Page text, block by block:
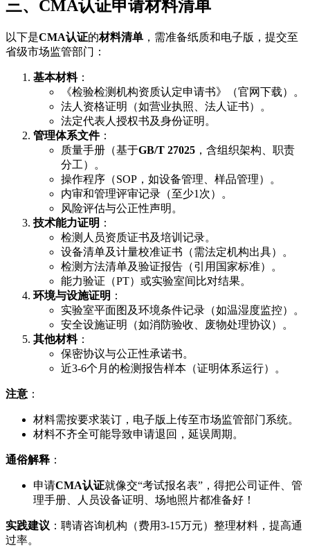
三、CMA认证申请材料清单
以下是CMA认证的材料清单 ，需准备纸质和电子版，提交至
省级市场监管部门：
基本材料：
《检验检测机构资质认定申请书》（官网下载）。
法人资格证明（如营业执照、法人证书）。
法定代表人授权书及身份证明。
管理体系文件：
质量手册（基于GB/T 27025 ，含组织架构、职责
分工）。
操作程序（SOP，如设备管理、样品管理）。
内审和管理评审记录（至少1次）。
风险评估与公正性声明。
技术能力证明 ：
检测人员资质证书及培训记录。
设备清单及计量校准证书（需法定机构出具）。
检测方法清单及验证报告（引用国家标准）。
能力验证（PT）或实验室间比对结果。
环境与设施证明 ：
实验室平面图及环境条件记录（如温湿度监控）。
安全设施证明（如消防验收、废物处理协议）。
其他材料：
保密协议与公正性承诺书。
近3-6个月的检测报告样本（证明体系运行）。
注意 ：
材料需按要求装订，电子版上传至市场监管部门系统。
材料不齐全可能导致申请退回，延误周期。
通俗解释 ：
申请CMA认证就像交“考试报名表”，得把公司证件、管
理手册、人员设备证明、场地照片都准备好！
实践建议 ：聘请咨询机构（费用3-15万元）整理材料，提高通
过率。